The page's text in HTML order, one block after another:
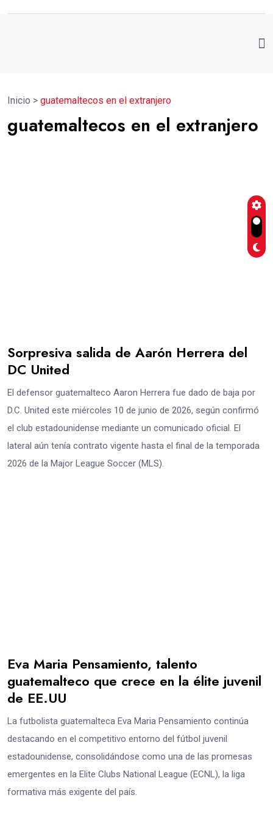
Inicio > guatemaltecos en el extranjero
guatemaltecos en el extranjero
Sorpresiva salida de Aarón Herrera del
DC United
El defensor guatemalteco Aaron Herrera fue dado de baja por
D.C. United este miércoles 10 de junio de 2026, según confirmó
el club estadounidense mediante un comunicado oficial. El
lateral aún tenía contrato vigente hasta el final de la temporada
2026 de la Major League Soccer (MLS).
Eva Maria Pensamiento, talento
guatemalteco que crece en la élite juvenil
de EE.UU
La futbolista guatemalteca Eva Maria Pensamiento continúa
destacando en el competitivo entorno del fútbol juvenil
estadounidense, consolidándose como una de las promesas
emergentes en la Elite Clubs National League (ECNL), la liga
formativa más exigente del país.